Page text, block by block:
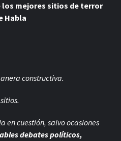
los mejores sitios de terror
Habla
constructiva.
en cuestión, salvo ocasiones
debates políticos,